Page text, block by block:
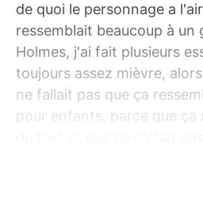
de quoi le personnage a
ressemblait beaucoup à un
Holmes, j'ai fait plusieurs
toujours assez mièvre,
ne fallait pas que ça
pour enfants, parce que ça